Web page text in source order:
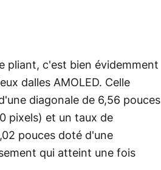
pliant, c'est bien évidemment
dalles AMOLED. Celle
diagonale de 6,56 pouces
pixels) et un taux de
pouces doté d'une
qui atteint une fois